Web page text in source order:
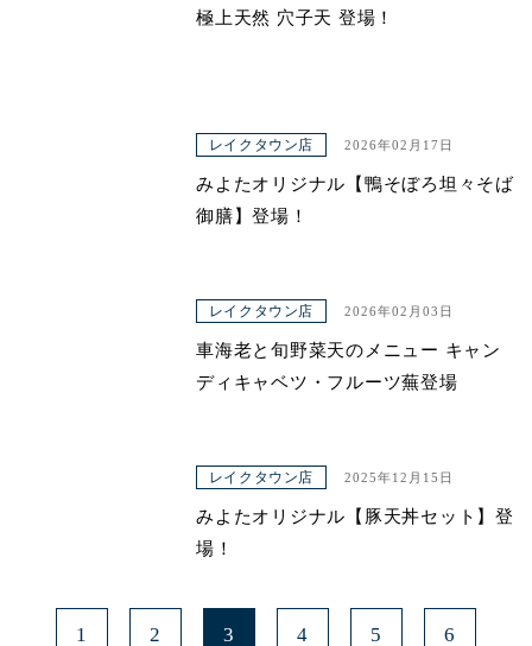
極上天然 穴子天 登場！
レイクタウン店 2026年02月17日
みよたオリジナル【鴨そぼろ坦々そば
御膳】登場！
レイクタウン店 2026年02月03日
車海老と旬野菜天のメニュー キャン
ディキャベツ・フルーツ蕪登場
レイクタウン店 2025年12月15日
みよたオリジナル【豚天丼セット】登
場！
1 2 3 4 5 6